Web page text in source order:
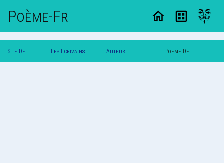
Poème-Fr
Site De Les Ecrivains Auteur Poeme De